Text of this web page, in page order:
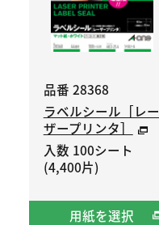
品番 28368
ラベルシール［レー
ザープリンタ］
入数 100シート
(4,400片)
用紙を選択